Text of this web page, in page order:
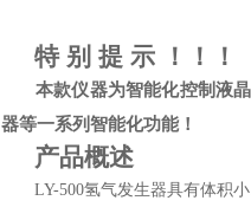
特 别 提 示 ！！！
本款仪器为智能化控制液
器等一系列智能化功能！
产品概述
LY-500氢气发生器具有体积